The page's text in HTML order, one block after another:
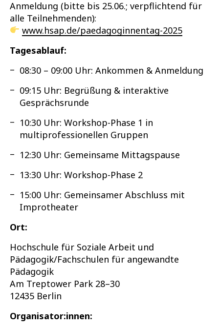
Anmeldung (bitte bis 25.06.; verpflichtend für
alle Teilnehmenden):
www.hsap.de/paedagoginnentag-2025
Tagesablauf:
08:30 – 09:00 Uhr: Ankommen & Anmeldung
09:15 Uhr: Begrüßung & interaktive
Gesprächsrunde
10:30 Uhr: Workshop-Phase 1 in
multiprofessionellen Gruppen
12:30 Uhr: Gemeinsame Mittagspause
13:30 Uhr: Workshop-Phase 2
15:00 Uhr: Gemeinsamer Abschluss mit
Improtheater
Ort:
Hochschule für Soziale Arbeit und
Pädagogik/Fachschulen für angewandte
Pädagogik
Am Treptower Park 28–30
12435 Berlin
Organisator:innen: